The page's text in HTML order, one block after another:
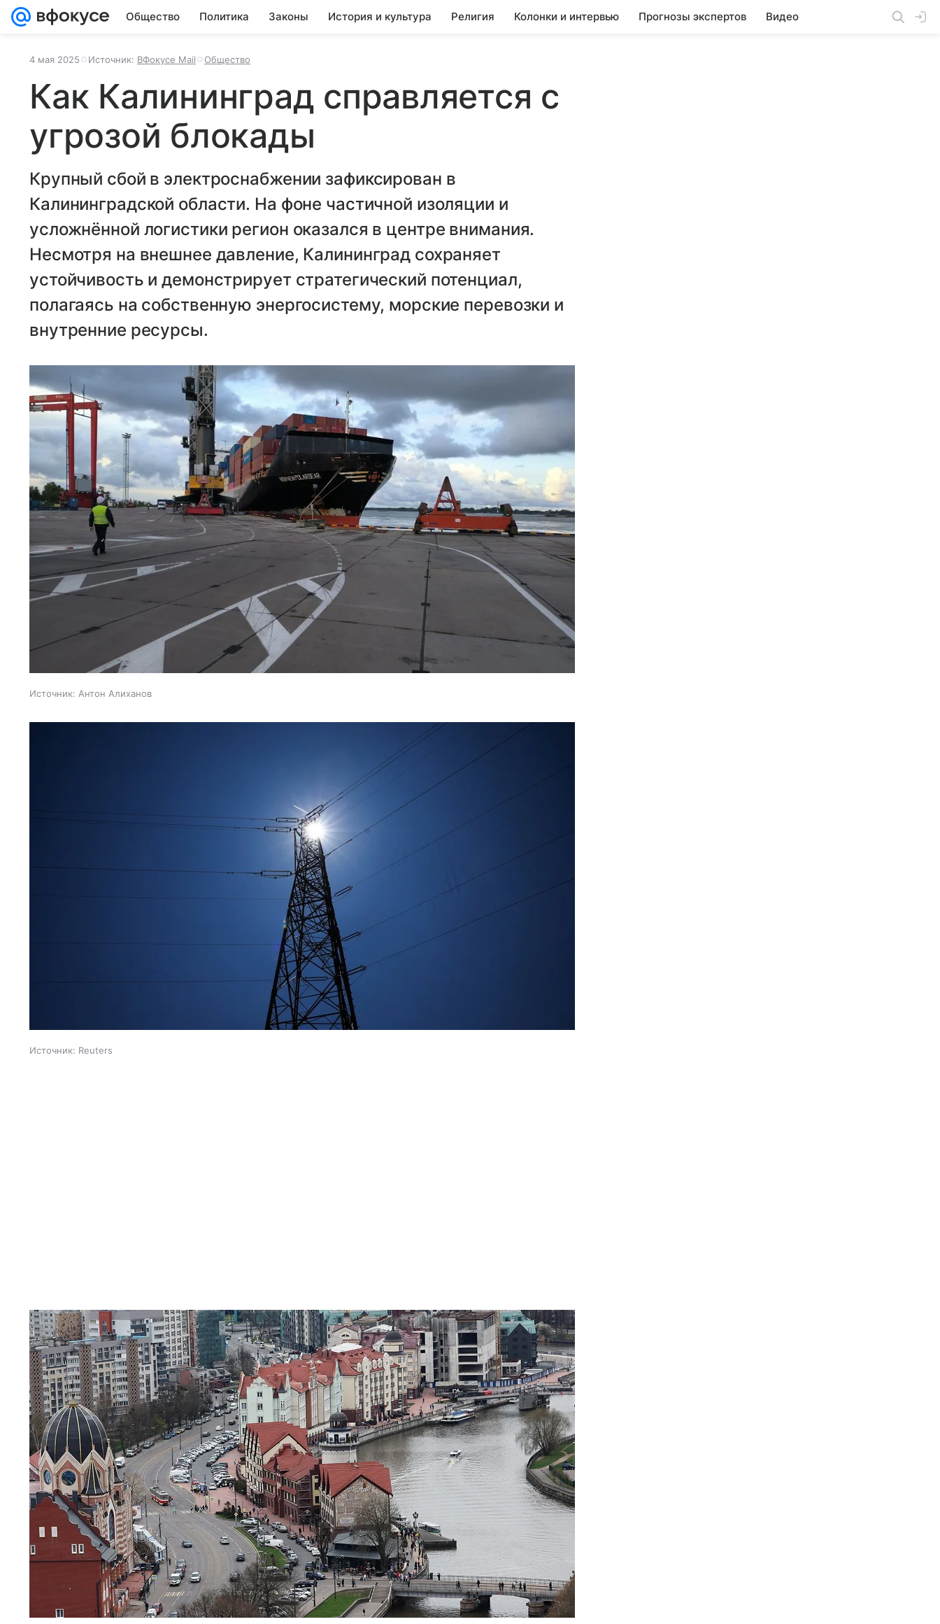
Общество Политика Законы История и культура Религия Колонки и интервью Прогнозы экспертов Видео
4 мая 2025 Источник: ВФокусе Mail Общество
Как Калининград справляется с
угрозой блокады
Крупный сбой в электроснабжении зафиксирован в
Калининградской области. На фоне частичной изоляции и
усложнённой логистики регион оказался в центре внимания.
Несмотря на внешнее давление, Калининград сохраняет
устойчивость и демонстрирует стратегический потенциал,
полагаясь на собственную энергосистему, морские перевозки и
внутренние ресурсы.
Источник: Антон Алиханов
Источник: Reuters